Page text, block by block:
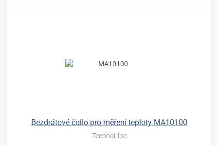
Bezdrátové čidlo pro měření teploty MA10100
TechnoLine